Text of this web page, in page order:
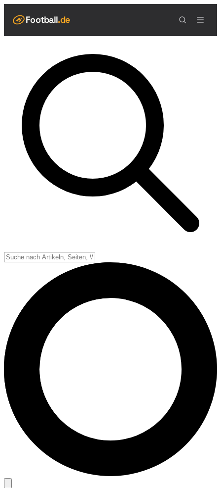
Football.de
Live Scores
Spielplan
Teams
Tabelle
Football Regeln
Punkte & Scoring
Strafen & Fouls
Schiedsrichter
Football Lexikon